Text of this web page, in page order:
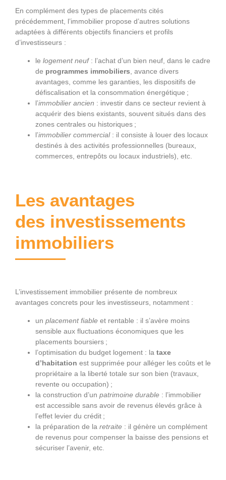
En complément des types de placements cités
précédemment, l’immobilier propose d’autres solutions
adaptées à différents objectifs financiers et profils
d’investisseurs :
le logement neuf: l’achat d’un bien neuf, dans le cadre
de programmes immobiliers , avance divers
avantages, comme les garanties, les dispositifs de
défiscalisation et la consommation énergétique ;
l’immobilier ancien : investir dans ce secteur revient à
acquérir des biens existants, souvent situés dans des
zones centrales ou historiques ;
l’immobilier commercial : il consiste à louer des locaux
destinés à des activités professionnelles (bureaux,
commerces, entrepôts ou locaux industriels), etc.
Les avantages
des investissements
immobiliers
L’investissement immobilier présente de nombreux
avantages concrets pour les investisseurs, notamment :
un placement fiable et rentable : il s’avère moins
sensible aux fluctuations économiques que les
placements boursiers ;
l’optimisation du budget logement : la taxe
d’habitation est supprimée pour alléger les coûts et le
propriétaire a la liberté totale sur son bien (travaux,
revente ou occupation) ;
la construction d’un patrimoine durable : l’immobilier
est accessible sans avoir de revenus élevés grâce à
l’effet levier du crédit ;
la préparation de la retraite : il génère un complément
de revenus pour compenser la baisse des pensions et
sécuriser l’avenir, etc.